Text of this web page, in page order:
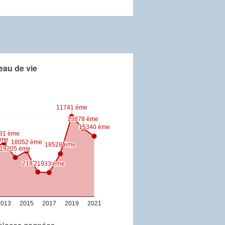
de vie
2015 2017 2019 2021
ème
ème
19205 ème
19205 ème
18052 ème
18052 ème
21850 ème
21850 ème
21933 ème
21933 ème
18528 ème
18528 ème
11741 ème
11741 ème
13878 ème
13878 ème
15340 ème
15340 ème